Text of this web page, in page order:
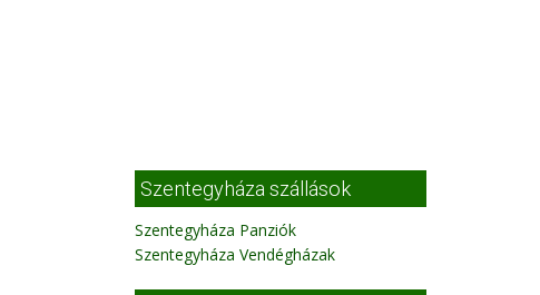
Szentegyháza szállások
Szentegyháza Panziók
Szentegyháza Vendégházak